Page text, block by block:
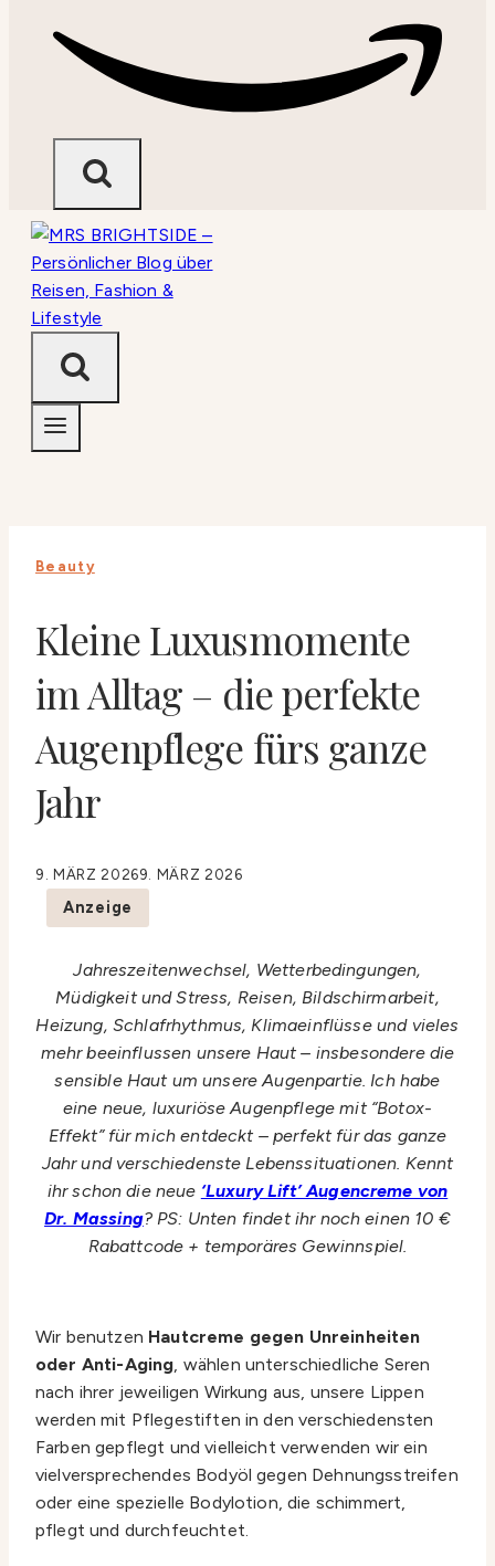
Beauty
Kleine Luxusmomente
im Alltag – die perfekte
Augenpflege fürs ganze
Jahr
9. MÄRZ 20269. MÄRZ 2026
Anzeige
Jahreszeitenwechsel, Wetterbedingungen,
Müdigkeit und Stress, Reisen, Bildschirmarbeit,
Heizung, Schlafrhythmus, Klimaeinflüsse und vieles
mehr beeinflussen unsere Haut – insbesondere die
sensible Haut um unsere Augenpartie. Ich habe
eine neue, luxuriöse Augenpflege mit “Botox-
Effekt” für mich entdeckt – perfekt für das ganze
Jahr und verschiedenste Lebenssituationen. Kennt
ihr schon die neue ‘Luxury Lift’ Augencreme von
Dr. Massing? PS: Unten findet ihr noch einen 10 €
Rabattcode + temporäres Gewinnspiel.
Wir benutzen Hautcreme gegen Unreinheiten
oder Anti-Aging, wählen unterschiedliche Seren
nach ihrer jeweiligen Wirkung aus, unsere Lippen
werden mit Pflegestiften in den verschiedensten
Farben gepflegt und vielleicht verwenden wir ein
vielversprechendes Bodyöl gegen Dehnungsstreifen
oder eine spezielle Bodylotion, die schimmert,
pflegt und durchfeuchtet.